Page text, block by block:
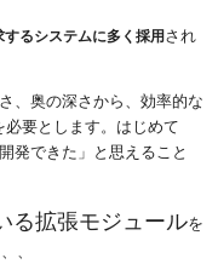
するシステムに多く採用 され
、奥の深さから、効率的な
要とします。はじめて
発できた」と思えること
る拡張モジュールを
、